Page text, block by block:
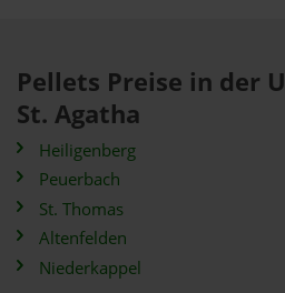
Pellets Preise in der
St. Agatha
Heiligenberg
Peuerbach
St. Thomas
Altenfelden
Niederkappel